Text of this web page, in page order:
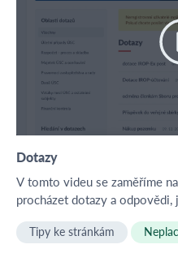
Dotazy
V tomto videu se zaměříme
procházet dotazy a
Tipy ke stránkám